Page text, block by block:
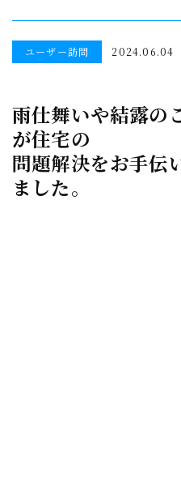
ユーザー訪問 2024.06.04
雨仕舞いや結露の
が住宅の
問題解決をお手伝
ました。